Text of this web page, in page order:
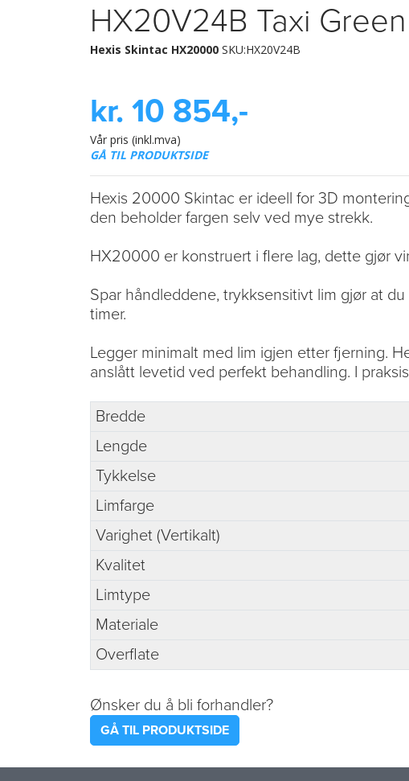
HX20V24B Taxi
Hexis Skintac HX20000 SKU:HX20V24B
kr. 10 854,-
Vår pris (inkl.mva)
GÅ TIL PRODUKTSIDE
Hexis 20000 Skintac er ideell for 3D
den beholder fargen selv ved mye strekk.
HX20000 er konstruert i flere lag, dette gjør
Spar håndleddene, trykksensitivt lim gjør at
timer.
Legger minimalt med lim igjen etter fjerning.
anslått levetid ved perfekt behandling. I
Bredde
Lengde
Tykkelse
Limfarge
Varighet (Vertikalt)
Kvalitet
Limtype
Materiale
Overflate
Ønsker du å bli forhandler?
GÅ TIL PRODUKTSIDE